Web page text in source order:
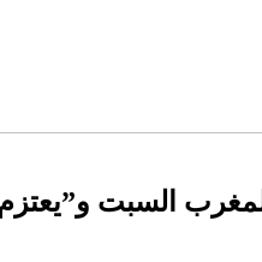
السبت و”يعتزم